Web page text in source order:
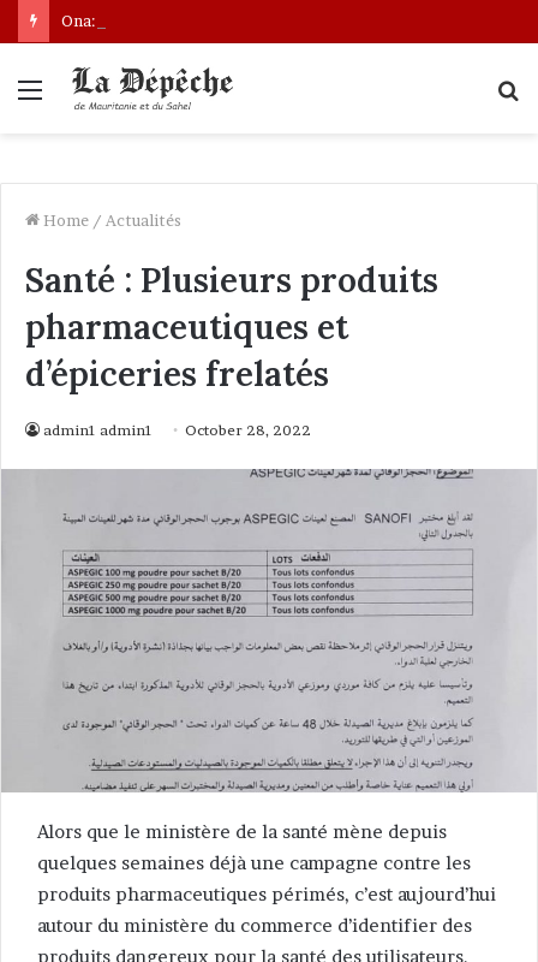
Ona: le nouveau bâtonnier installé
Menu
Home / Actualités
Santé : Plusieurs produits
pharmaceutiques et
d’épiceries frelatés
admin1 admin1 October 28, 2022
Alors que le ministère de la santé mène depuis
quelques semaines déjà une campagne contre les
produits pharmaceutiques périmés, c’est aujourd’hui
autour du ministère du commerce d’identifier des
produits dangereux pour la santé des utilisateurs.